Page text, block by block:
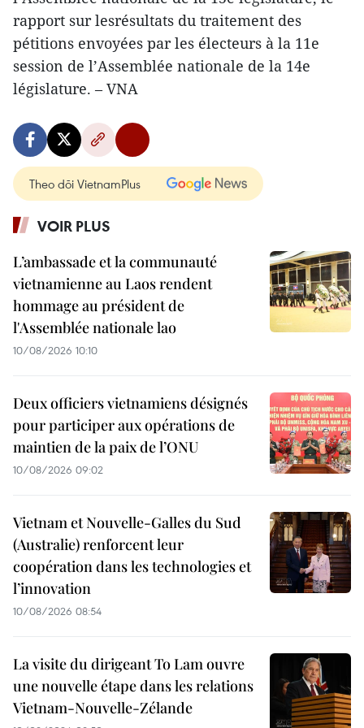
rapport sur lesrésultats du traitement des
pétitions envoyées par les électeurs à la 11e
session de l’Assemblée nationale de la 14e
législature. – VNA
Theo dõi VietnamPlus
VOIR PLUS
L’ambassade et la communauté
vietnamienne au Laos rendent
hommage au président de
l'Assemblée nationale lao
10/08/2026 10:10
Deux officiers vietnamiens désignés
pour participer aux opérations de
maintien de la paix de l’ONU
10/08/2026 09:02
Vietnam et Nouvelle-Galles du Sud
(Australie) renforcent leur
coopération dans les technologies et
l’innovation
10/08/2026 08:54
La visite du dirigeant To Lam ouvre
une nouvelle étape dans les relations
Vietnam-Nouvelle-Zélande